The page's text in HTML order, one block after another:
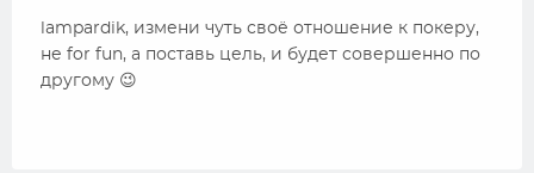
lampardik, измени чуть своё отношение к покеру,
не for fun, а поставь цель, и будет совершенно по
другому 😉